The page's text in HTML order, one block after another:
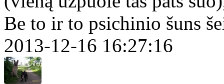
Be to ir to psichinio šuns
2013-12-16 16:27:16